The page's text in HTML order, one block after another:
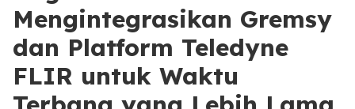
Mengintegrasikan Gremsy
dan Platform Teledyne
FLIR untuk Waktu